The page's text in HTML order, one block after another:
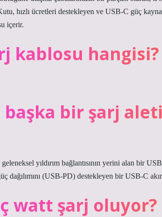
hızlı ücretleri destekleyen ve USB-C güç
içerir.
kablosu hangisi?
başka bir şarj
yıldırım bağlantısının yerini alan bir
dağılımını (USB-PD) destekleyen bir USB-C
watt şarj oluyor?